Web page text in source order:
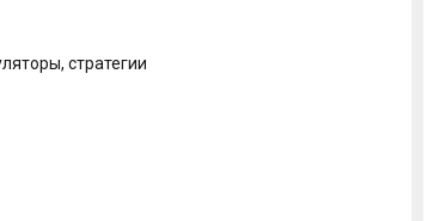
стратегии